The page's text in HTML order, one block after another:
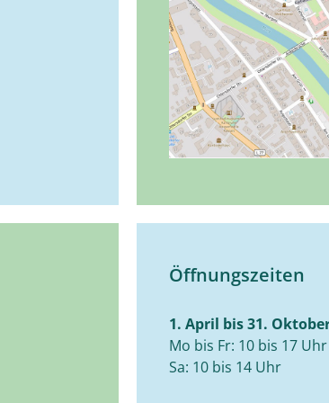
Öffnungszeiten
1. April bis 31.
Mo bis Fr: 10 bis 17 Uhr
Sa: 10 bis 14 Uhr